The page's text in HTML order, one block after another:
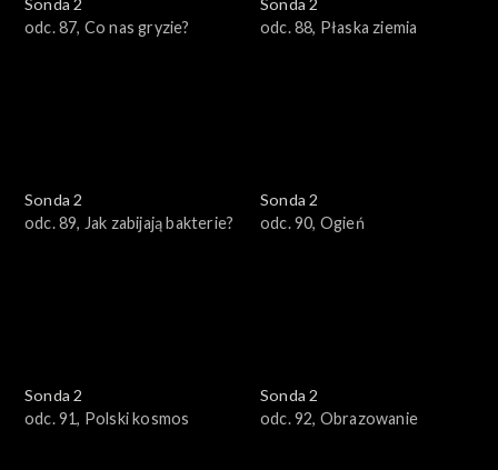
Sonda 2
odc. 87, Co nas gryzie?
Sonda 2
odc. 88, Płaska ziemia
Sonda 2
odc. 89, Jak zabijają bakterie?
Sonda 2
odc. 90, Ogień
Sonda 2
odc. 91, Polski kosmos
Sonda 2
odc. 92, Obrazowanie